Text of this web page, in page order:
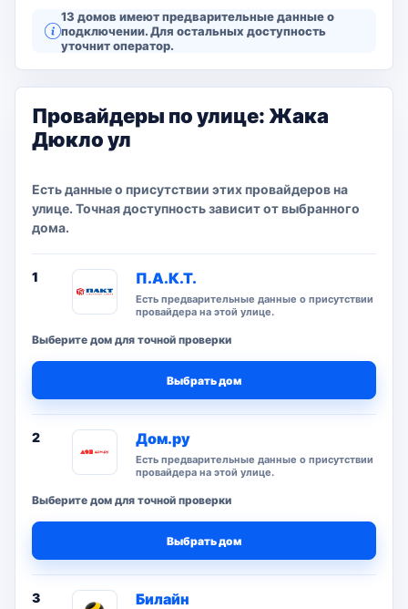
13 домов имеют предварительные данные о
подключении. Для остальных доступность
уточнит оператор.
Провайдеры по улице: Жака
Дюкло ул
Есть данные о присутствии этих провайдеров на
улице. Точная доступность зависит от выбранного
дома.
1 П.А.К.Т.
Есть предварительные данные о присутствии
провайдера на этой улице.
Выберите дом для точной проверки
Выбрать дом
2 Дом.ру
Есть предварительные данные о присутствии
провайдера на этой улице.
Выберите дом для точной проверки
Выбрать дом
3 Билайн